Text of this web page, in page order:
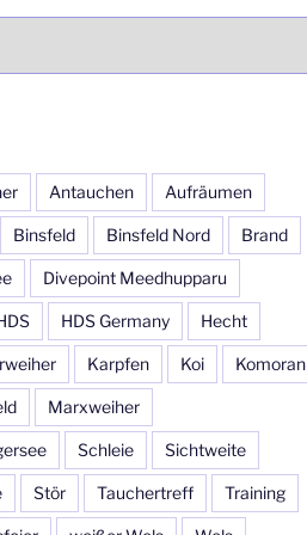
Antauchen Aufräumen
Binsfeld Binsfeld Nord Brand
Divepoint Meedhupparu
HDS Germany Hecht
Karpfen Koi Komoran
Marxweiher
Schleie Sichtweite
Stör Tauchertreff Training